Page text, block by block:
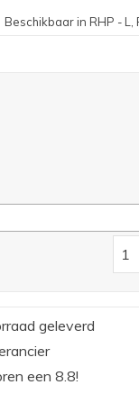
Beschikbaar in RHP - L,
geleverd
een 8.8!